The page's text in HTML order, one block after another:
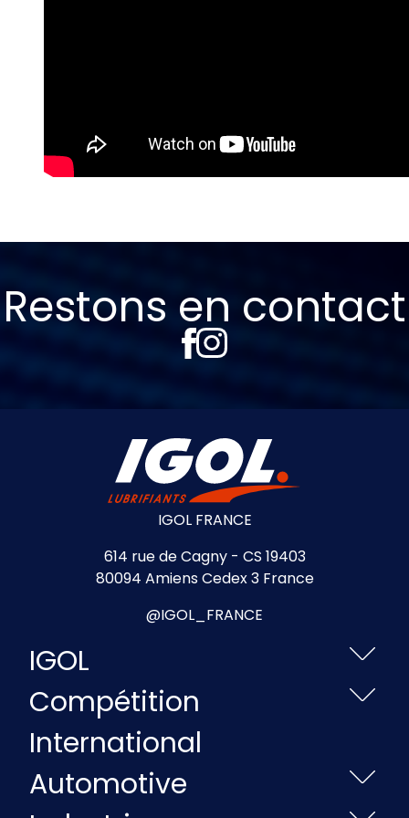
Restons en contact
IGOL FRANCE
614 rue de Cagny - CS 19403
80094 Amiens Cedex 3 France
@IGOL_FRANCE
IGOL
Compétition
International
Automotive